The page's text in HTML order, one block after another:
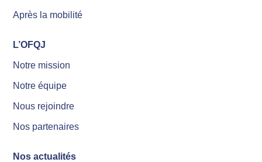
Après la mobilité
L’OFQJ
Notre mission
Notre équipe
Nous rejoindre
Nos partenaires
Nos actualités